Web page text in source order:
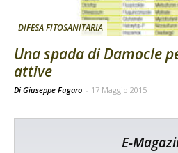
DIFESA FITOSANITARIA
Una spada di Damocle
attive
Di Giuseppe Fugaro - 17 Maggio 2015
E-